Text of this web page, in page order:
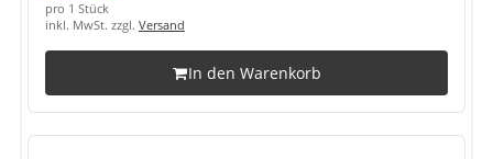
pro 1 Stück
inkl. MwSt. zzgl. Versand
In den Warenkorb